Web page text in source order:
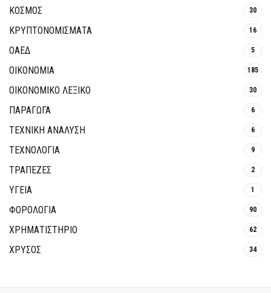
ΚΟΣΜΟΣ 30
ΚΡΥΠΤΟΝΟΜΊΣΜΑΤΑ 16
ΟΑΕΔ 5
ΟΙΚΟΝΟΜΙΑ 185
ΟΙΚΟΝΟΜΙΚΟ ΛΕΞΙΚΟ 30
ΠΑΡΑΓΩΓΑ 6
ΤΕΧΝΙΚΗ ΑΝΑΛΥΣΗ 6
ΤΕΧΝΟΛΟΓΙΑ 9
ΤΡΆΠΕΖΕΣ 2
ΥΓΕΙΑ 1
ΦΟΡΟΛΟΓΙΑ 90
ΧΡΗΜΑΤΙΣΤΗΡΙΟ 62
ΧΡΥΣΟΣ 34